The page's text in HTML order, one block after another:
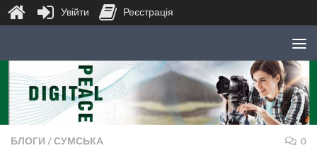
Skip to content
БЛОГИ /СУМСЬКА 0
Увійти Реєстрація